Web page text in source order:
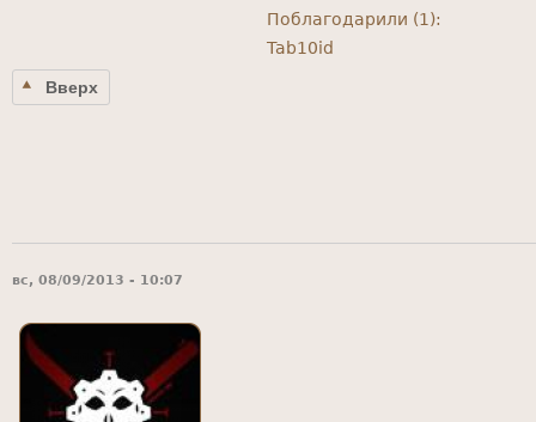
Поблагодарили (1):
Tab10id
Вверх
вс, 08/09/2013 - 10:07